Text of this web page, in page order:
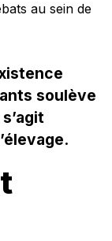
au sein de
soulève